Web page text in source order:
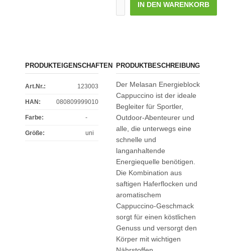
IN DEN WARENKORB
PRODUKTEIGENSCHAFTEN
Art.Nr.: 123003
HAN: 080809999010
Farbe: -
Größe: uni
PRODUKTBESCHREIBUNG
Der Melasan Energieblock
Cappuccino ist der ideale
Begleiter für Sportler,
Outdoor-Abenteurer und
alle, die unterwegs eine
schnelle und
langanhaltende
Energiequelle benötigen.
Die Kombination aus
saftigen Haferflocken und
aromatischem
Cappuccino-Geschmack
sorgt für einen köstlichen
Genuss und versorgt den
Körper mit wichtigen